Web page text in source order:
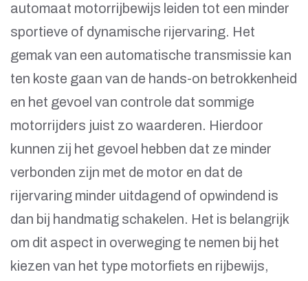
automaat motorrijbewijs leiden tot een minder
sportieve of dynamische rijervaring. Het
gemak van een automatische transmissie kan
ten koste gaan van de hands-on betrokkenheid
en het gevoel van controle dat sommige
motorrijders juist zo waarderen. Hierdoor
kunnen zij het gevoel hebben dat ze minder
verbonden zijn met de motor en dat de
rijervaring minder uitdagend of opwindend is
dan bij handmatig schakelen. Het is belangrijk
om dit aspect in overweging te nemen bij het
kiezen van het type motorfiets en rijbewijs,